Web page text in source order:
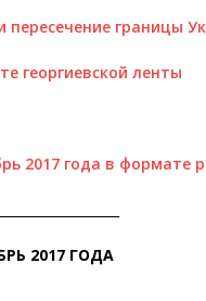
пересечение границы
георгиевской ленты
2017 года в формате
2017 ГОДА